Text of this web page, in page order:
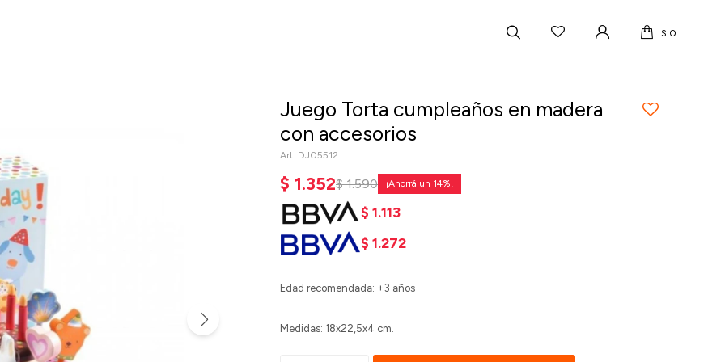
$ 0
Juego Torta cumpleaños en madera
con accesorios
DJ05512
$ 1.352$ 1.590 14
$ 1.113
$ 1.272
Edad recomendada: +3 años
Medidas: 18x22,5x4 cm.